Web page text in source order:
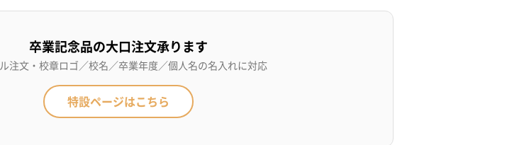
卒業記念品の大口注文承ります
注文・校章ロゴ／校名／卒業年度／個人名の名入れに対応
特設ページはこちら